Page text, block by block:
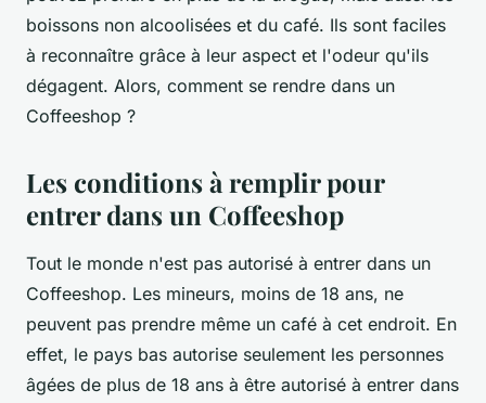
boissons non alcoolisées et du café. Ils sont faciles
à reconnaître grâce à leur aspect et l'odeur qu'ils
dégagent. Alors, comment se rendre dans un
Coffeeshop ?
Les conditions à remplir pour
entrer dans un Coffeeshop
Tout le monde n'est pas autorisé à entrer dans un
Coffeeshop. Les mineurs, moins de 18 ans, ne
peuvent pas prendre même un café à cet endroit. En
effet, le pays bas autorise seulement les personnes
âgées de plus de 18 ans à être autorisé à entrer dans